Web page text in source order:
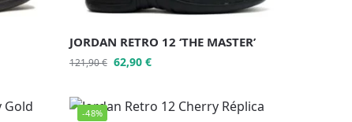
JORDAN RETRO 12 ‘THE MASTER’
121,90€ 62,90 €
-48%